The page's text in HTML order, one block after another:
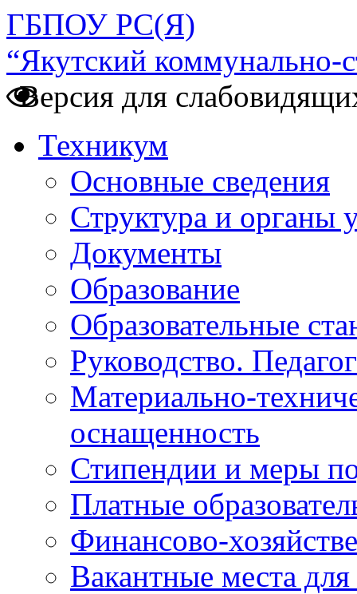
ГБПОУ РС(Я)
“Якутский коммунально-
Версия для
Техникум
Основные сведения
Структура и органы
Документы
Образование
Образовательные
Руководство.
Материально-
оснащенность
Стипендии и меры
Платные
Финансово-
Вакантные места